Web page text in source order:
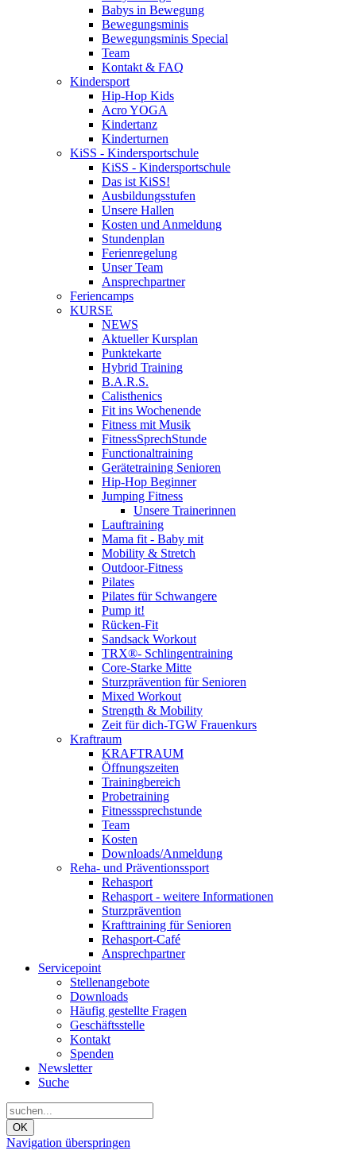
Babys in Bewegung
Bewegungsminis
Bewegungsminis Special
Team
Kontakt & FAQ
Kindersport
Hip-Hop Kids
Acro YOGA
Kindertanz
Kinderturnen
KiSS - Kindersportschule
KiSS - Kindersportschule
Das ist KiSS!
Ausbildungsstufen
Unsere Hallen
Kosten und Anmeldung
Stundenplan
Ferienregelung
Unser Team
Ansprechpartner
Feriencamps
KURSE
NEWS
Aktueller Kursplan
Punktekarte
Hybrid Training
B.A.R.S.
Calisthenics
Fit ins Wochenende
Fitness mit Musik
FitnessSprechStunde
Functionaltraining
Gerätetraining Senioren
Hip-Hop Beginner
Jumping Fitness
Unsere Trainerinnen
Lauftraining
Mama fit - Baby mit
Mobility & Stretch
Outdoor-Fitness
Pilates
Pilates für Schwangere
Pump it!
Rücken-Fit
Sandsack Workout
TRX®- Schlingentraining
Core-Starke Mitte
Sturzprävention für Senioren
Mixed Workout
Strength & Mobility
Zeit für dich-TGW Frauenkurs
Kraftraum
KRAFTRAUM
Öffnungszeiten
Trainingbereich
Probetraining
Fitnesssprechstunde
Team
Kosten
Downloads/Anmeldung
Reha- und Präventionssport
Rehasport
Rehasport - weitere Informationen
Sturzprävention
Krafttraining für Senioren
Rehasport-Café
Ansprechpartner
Servicepoint
Stellenangebote
Downloads
Häufig gestellte Fragen
Geschäftsstelle
Kontakt
Spenden
Newsletter
Suche
OK
Navigation überspringen